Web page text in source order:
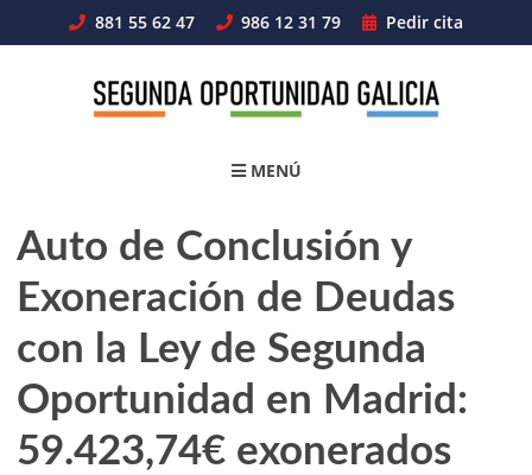
to
881 55 62 47 986 12 31 79 Pedir cita
MENÚ
Auto de Conclusión y
Exoneración de Deudas
con la Ley de Segunda
Oportunidad en Madrid:
59.423,74€ exonerados